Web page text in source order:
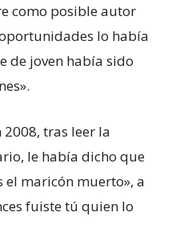
como posible autor
lo había
de joven había sido
tras leer la
le había dicho que
el maricón muerto», a
fuiste tú quien lo